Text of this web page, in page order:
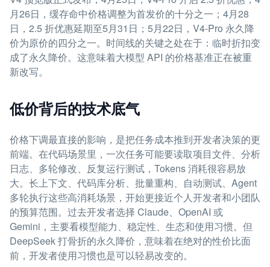
月26日，缓存命中价格调整为首发价的十分之一；4月28
日，2.5 折优惠延期至5月31日；5月22日，V4-Pro 永久降
价为原价的四分之一。时间线的关键之处在于：临时折扣变
成了永久降价。这意味着大模型 API 的价格基准正在被重
新改写。
低价背后的技术底气
价格下调最直接的影响，是把任务成本推到开发者决策的更
前端。在代码场景里，一次任务可能要读取项目文件、分析
日志、多轮修改、反复运行测试，Tokens 消耗很容易放
大。长上下文、代码库分析、批量重构、自动测试、Agent
多轮执行这些高消耗场景，开始更接近个人开发者和小团队
的预算范围。过去开发者选择 Claude、OpenAI 或
Gemini，主要看模型能力、稳定性、生态和使用习惯。但
DeepSeek 打骨折的永久降价，意味着在绝对的性价比面
前，开发者使用习惯也是可以轻易改变的。